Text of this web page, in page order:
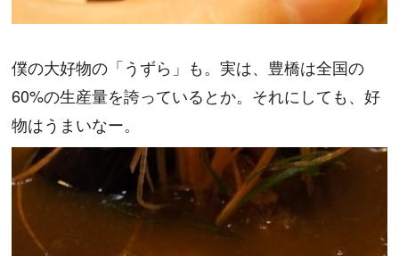
僕の大好物の「うずら」も。実は、豊橋は全国の
60%の生産量を誇っているとか。それにしても、好
物はうまいなー。